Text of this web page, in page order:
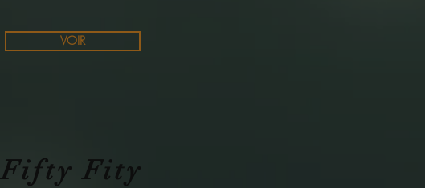
VOIR
Fifty Fity